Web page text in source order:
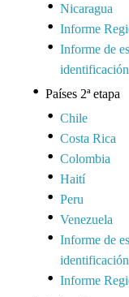
Nicaragua
Informe
Informe de
Países 2ª etapa
Chile
Costa Rica
Colombia
Haití
Peru
Venezuela
Informe de
Informe